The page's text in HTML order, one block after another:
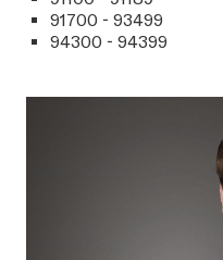
91700 - 93499
94300 - 94399